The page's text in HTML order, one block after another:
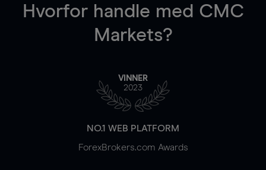
Hvorfor handle med CMC
Markets?
VINNER
2023
NO.1 WEB PLATFORM
ForexBrokers.com Awards